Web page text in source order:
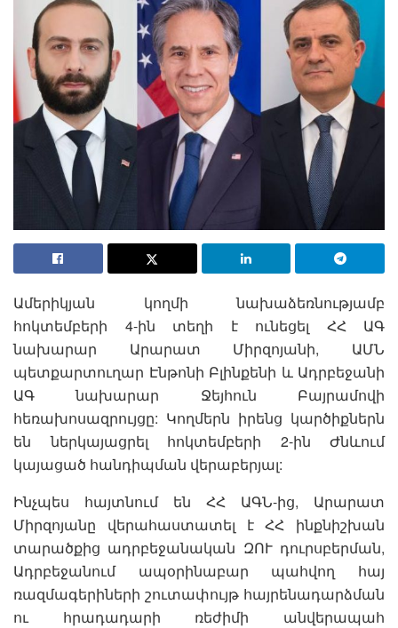
Ամերիկյան կողմի նախաձեռնությամբ
հոկտեմբերի 4-ին տեղի է ունեցել ՀՀ ԱԳ
նախարար Արարատ Միրզոյանի, ԱՄՆ
պետքարտուղար Էնթոնի Բլինքենի և Ադրբեջանի
ԱԳ նախարար Ջեյհուն Բայրամովի
հեռախոսազրույցը: Կողմերն իրենց կարծիքներն
են ներկայացրել հոկտեմբերի 2-ին Ժնևում
կայացած հանդիպման վերաբերյալ:
Ինչպես հայտնում են ՀՀ ԱԳՆ-ից, Արարատ
Միրզոյանը վերահաստատել է ՀՀ ինքնիշխան
տարածքից ադրբեջանական ԶՈՒ դուրսբերման,
Ադրբեջանում ապօրինաբար պահվող հայ
ռազմագերիների շուտափույթ հայրենադարձման
ու հրադադարի ռեժիմի անվերապահ